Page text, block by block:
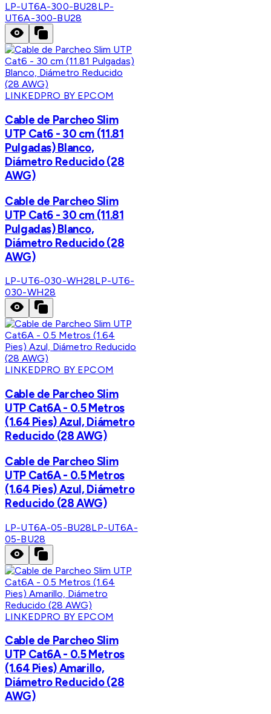
LP-UT6A-300-BU28LP-
UT6A-300-BU28
LINKEDPRO BY EPCOM
Cable de Parcheo Slim
UTP Cat6 - 30 cm (11.81
Pulgadas) Blanco,
Diámetro Reducido (28
AWG)
Cable de Parcheo Slim
UTP Cat6 - 30 cm (11.81
Pulgadas) Blanco,
Diámetro Reducido (28
AWG)
LP-UT6-030-WH28LP-UT6-
030-WH28
LINKEDPRO BY EPCOM
Cable de Parcheo Slim
UTP Cat6A - 0.5 Metros
(1.64 Pies) Azul, Diámetro
Reducido (28 AWG)
Cable de Parcheo Slim
UTP Cat6A - 0.5 Metros
(1.64 Pies) Azul, Diámetro
Reducido (28 AWG)
LP-UT6A-05-BU28LP-UT6A-
05-BU28
LINKEDPRO BY EPCOM
Cable de Parcheo Slim
UTP Cat6A - 0.5 Metros
(1.64 Pies) Amarillo,
Diámetro Reducido (28
AWG)